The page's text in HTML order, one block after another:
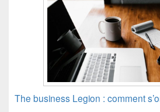
The business Legion : comment